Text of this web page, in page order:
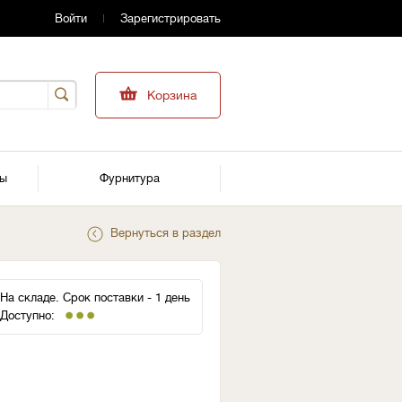
Войти Зарегистрировать
Корзина
Фурнитура
Вернуться в раздел
На складе. Срок поставки - 1 день
Доступно: